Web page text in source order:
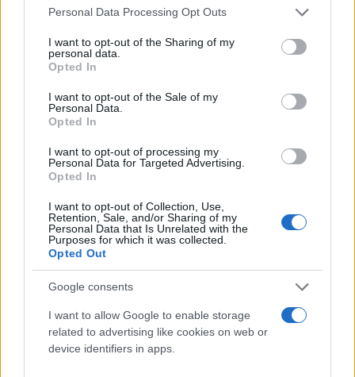
Please note that this website/app uses one or more Google
not limited to your visit or usage behaviour. You may click to
grant or deny consent to Google and its third-party tags to
use your data for below specified purposes in below Google
consent section.
Personal Data Processing Opt Outs
I want to opt-out of the Sharing of my
personal data.
Opted In
I want to opt-out of the Sale of my
Personal Data.
Opted In
I want to opt-out of processing my
Personal Data for Targeted Advertising.
Opted In
I want to opt-out of Collection, Use,
Retention, Sale, and/or Sharing of my
Personal Data that Is Unrelated with the
Purposes for which it was collected.
Opted Out
Google consents
I want to allow Google to enable storage
related to advertising like cookies on web or
device identifiers in apps.
Επίσης, ο «δικέφαλος»,
φανέλες για την σεζόν 2024/25, οι οποίες
μοιάζουν πολύ με αυτές από το 1981/82.
Παράλληλα, ο Ματίας Αλμέιδα πριν από την
προπόνηση της ομάδας,μίλησε για τον
αντίπαλο, αλλά και για τις επόμενες
μεταγραφικές κινήσεις.Ο Έρικ Λαμέλα δεν θα
υπολογίζεται από Αργεντίνο τεχνικό, καθώς ο
πρώην εξτρέμ της Τότεναμ έχει γρίπη και θα είναι